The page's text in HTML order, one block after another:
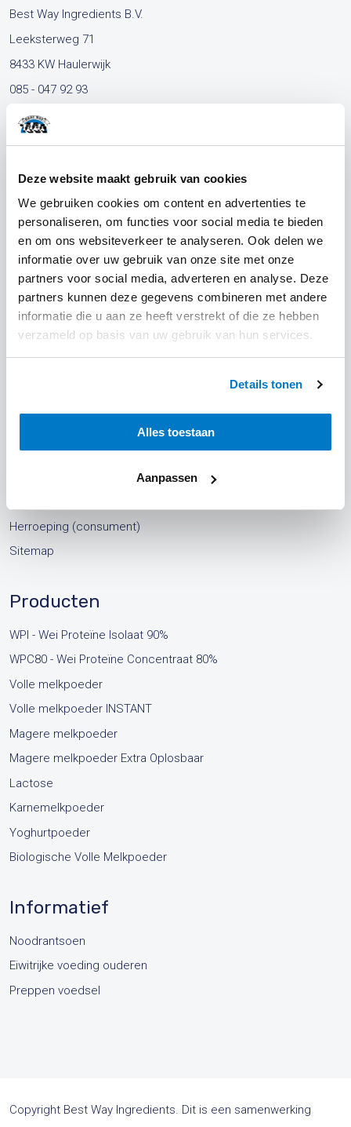
Deze website maakt gebruik van cookies
We gebruiken cookies om content en advertenties te
personaliseren, om functies voor social media te bieden
en om ons websiteverkeer te analyseren. Ook delen we
informatie over uw gebruik van onze site met onze
partners voor social media, adverteren en analyse. Deze
partners kunnen deze gegevens combineren met andere
informatie die u aan ze heeft verstrekt of die ze hebben
verzameld op basis van uw gebruik van hun services.
Details tonen
Alles toestaan
Aanpassen
Best Way Ingredients B.V.
Leeksterweg 71
8433 KW Haulerwijk
085 - 047 92 93
info@bestwayingredients.com
Klantenservice
Bestellen en leveren
Algemene voorwaarden voor zakelijke afnemers
Algemene voorwaarden voor particulieren
Herroeping (consument)
Sitemap
Producten
WPI - Wei Proteïne Isolaat 90%
WPC80 - Wei Proteïne Concentraat 80%
Volle melkpoeder
Volle melkpoeder INSTANT
Magere melkpoeder
Magere melkpoeder Extra Oplosbaar
Lactose
Karnemelkpoeder
Yoghurtpoeder
Biologische Volle Melkpoeder
Informatief
Noodrantsoen
Eiwitrijke voeding ouderen
Preppen voedsel
Copyright Best Way Ingredients. Dit is een samenwerking